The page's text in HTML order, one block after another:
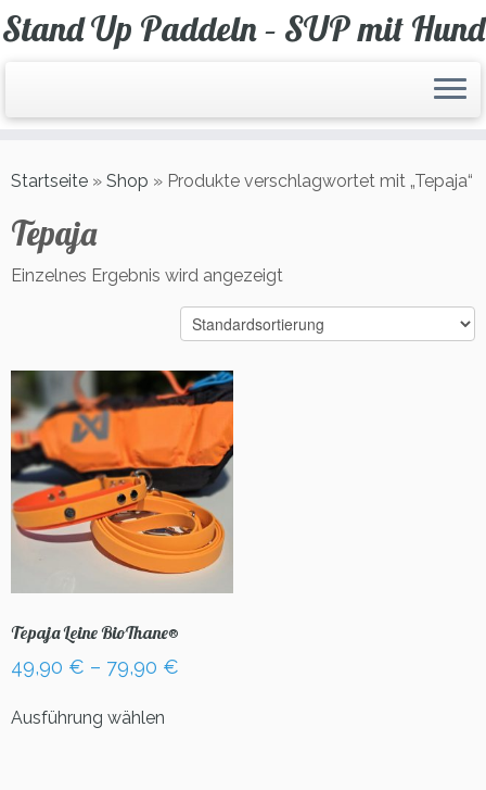
Zum
Inhalt
Stand Up Paddeln – SUP mit Hund
Startseite » Shop » Produkte verschlagwortet mit „Tepaja“
Tepaja
Einzelnes Ergebnis wird angezeigt
Tepaja Leine BioThane®
49,90 € – 79,90 €
Ausführung wählen